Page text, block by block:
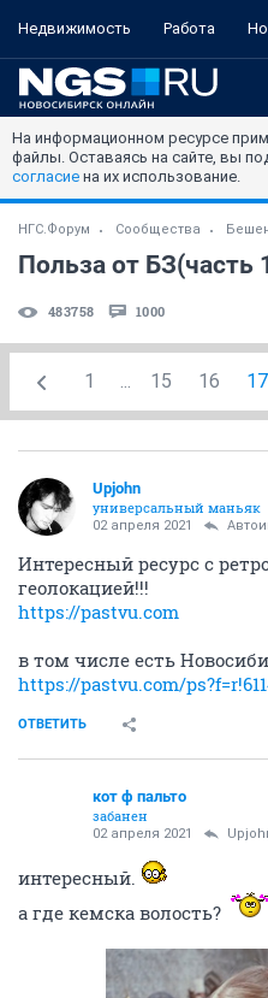
Недвижимость Работа
На информационном ресурсе
файлы. Оставаясь на сайте, вы
согласие на их использование.
НГС.Форум Сообщества
Польза от БЗ(часть
483758 1000
1 ... 15 16 17
Upjohn
универсальный маньяк
02 апреля 2021
Интересный ресурс с
геолокацией!!!
https://pastvu.com
в том числе есть
https://pastvu.com/
ОТВЕТИТЬ
кот ф пальто
забанен
02 апреля 2021
интересный.
а где кемска волость?